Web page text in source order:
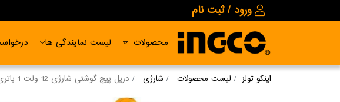
ورود / ثبت نام
محصولات لیست نمایندگی ها
اینکو تولز لیست محصولات شارژی دریل پیچ گوشتی شارژی 12 ولت 1 باتری